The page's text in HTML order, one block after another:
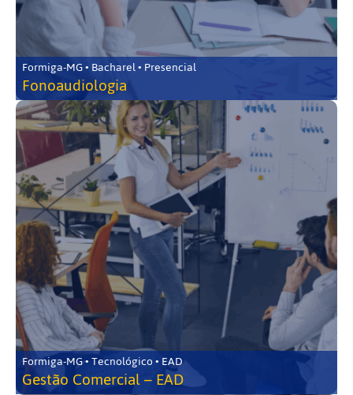
Formiga-MG • Bacharel • Presencial
Fonoaudiologia
Formiga-MG • Tecnológico • EAD
Gestão Comercial – EAD